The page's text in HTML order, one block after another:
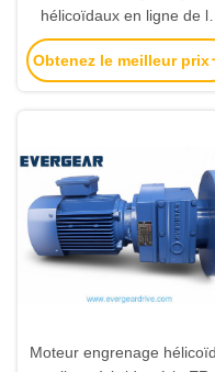
hélicoïdaux en ligne de la
série ER
Obtenez le meilleur prix
Moteur engrenage